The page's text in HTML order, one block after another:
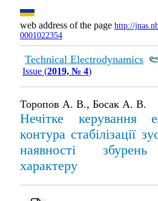
web address of the page http://
0001022354
Technical Electrodynamics
Issue (2019, № 4)
Торопов А. В., Босак А. В.
Нечітке керування
контура стабілізації
наявності збурень
характеру